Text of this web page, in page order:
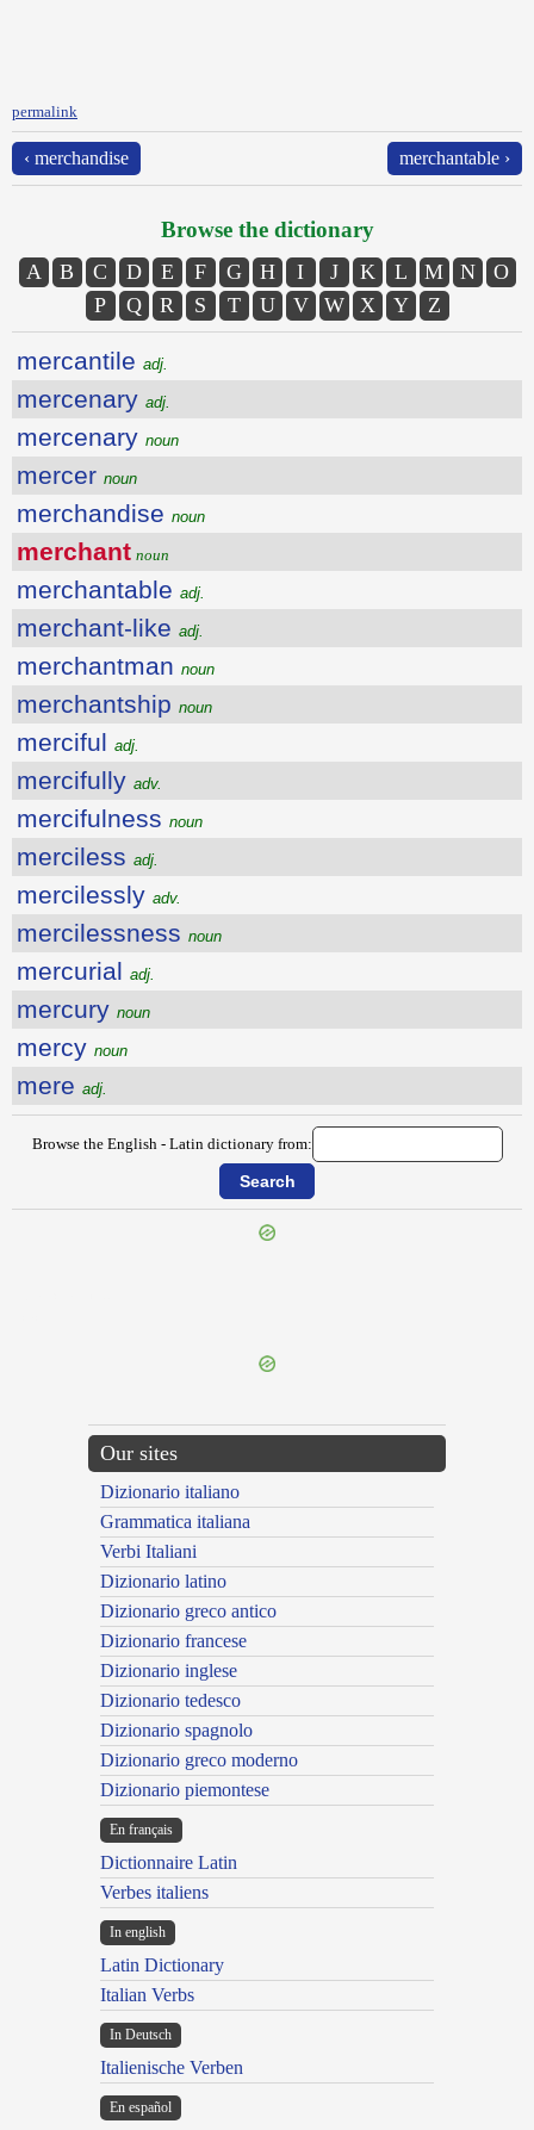
permalink
‹ merchandise merchantable ›
Browse the dictionary
A B C D E F G H I J K L M N
O
P
Q R S T U V W X Y Z
mercantile adj.
mercenary adj.
mercenary noun
mercer noun
merchandise noun
merchant noun
merchantable adj.
merchant-like adj.
merchantman noun
merchantship noun
merciful adj.
mercifully adv.
mercifulness noun
merciless adj.
mercilessly adv.
mercilessness noun
mercurial adj.
mercury noun
mercy noun
mere adj.
Browse the English - Latin dictionary from:
Our sites
Dizionario italiano
Grammatica italiana
Verbi Italiani
Dizionario latino
Dizionario greco antico
Dizionario francese
Dizionario inglese
Dizionario tedesco
Dizionario spagnolo
Dizionario greco moderno
Dizionario piemontese
En français
Dictionnaire Latin
Verbes italiens
In english
Latin Dictionary
Italian Verbs
In Deutsch
Italienische Verben
En español